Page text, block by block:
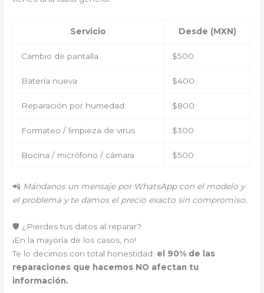
Servicio Desde (MXN)
Cambio de pantalla $500
Batería nueva $400
Reparación por humedad $800
Formateo / limpieza de virus $300
Bocina / micrófono / cámara $500
📲 Mándanos un mensaje por WhatsApp con el modelo y
el problema y te damos el precio exacto sin compromiso.
🛡️ ¿Pierdes tus datos al reparar?
¡En la mayoría de los casos, no!
Te lo decimos con total honestidad: el 90% de las
reparaciones que hacemos NO afectan tu
información.